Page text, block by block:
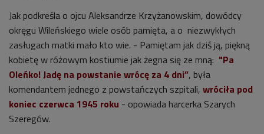
Jak podkreśla o ojcu Aleksandrze Krzyżanowskim, dowódcy
okręgu Wileńskiego wiele osób pamięta, a o niezwykłych
zasługach matki mało kto wie. - Pamiętam jak dziś ją, piękną
kobietę w różowym kostiumie jak żegna się ze mną: "Pa
Oleńko! Jadę na powstanie wrócę za 4 dni”, była
komendantem jednego z powstańczych szpitali, wróciła pod
koniec czerwca 1945 roku - opowiada harcerka Szarych
Szeregów.